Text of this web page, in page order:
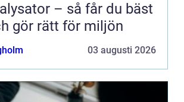
– så får du bäst
gör rätt för miljön
03 augusti 2026